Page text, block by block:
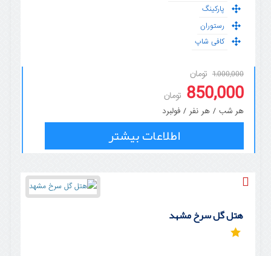
پارکینگ
رستوران
کافی شاپ
1.000,000 تومان
850,000 تومان
هر شب / هر نفر / فولبرد
اطلاعات بیشتر
هتل گل سرخ مشهد